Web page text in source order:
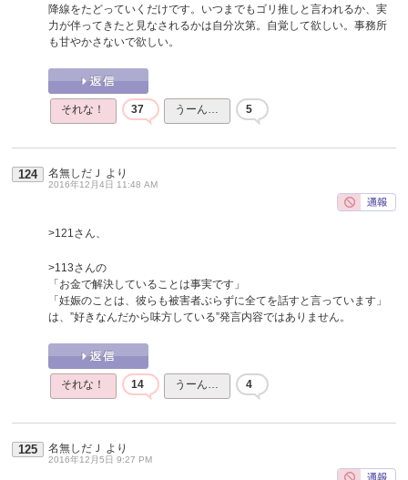
降線をたどっていくだけです。いつまでもゴリ推しと言われるか、実
力が伴ってきたと見なされるかは自分次第。自覚して欲しい。事務所
も甘やかさないで欲しい。
それな！ 37 うーん… 5
124 名無しだＪ より
2016年12月4日 11:48 AM
>121さん、
>113さんの
「お金で解決していることは事実です」
「妊娠のことは、彼らも被害者ぶらずに全てを話すと言っています」
は、”好きなんだから味方している”発言内容ではありません。
それな！ 14 うーん… 4
125 名無しだＪ より
2016年12月5日 9:27 PM